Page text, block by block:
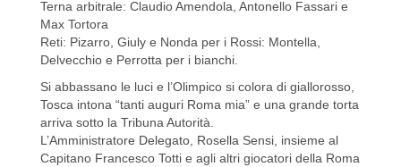
Terna arbitrale: Claudio Amendola, Antonello Fassari e
Max Tortora
Reti: Pizarro, Giuly e Nonda per i Rossi: Montella,
Delvecchio e Perrotta per i bianchi.
Si abbassano le luci e l’Olimpico si colora di giallorosso,
Tosca intona “tanti auguri Roma mia” e una grande torta
arriva sotto la Tribuna Autorità.
L’Amministratore Delegato, Rosella Sensi, insieme al
Capitano Francesco Totti e agli altri giocatori della Roma